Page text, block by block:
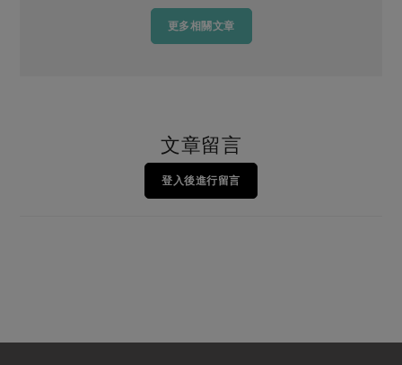
更多相關文章
文章留言
登入後進行留言